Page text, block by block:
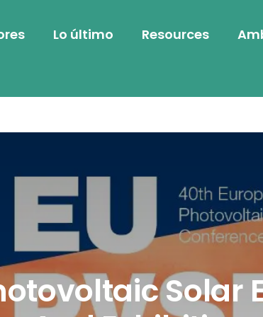
Lo último Resources
Solar